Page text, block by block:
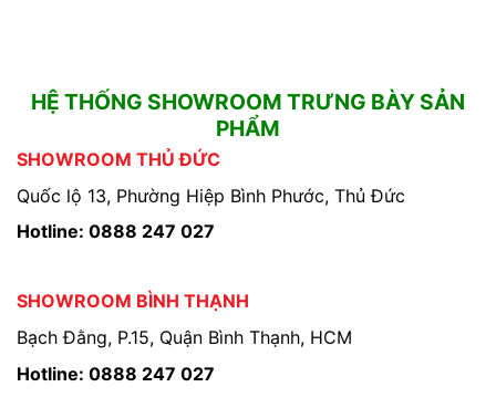
HỆ THỐNG SHOWROOM TRƯNG BÀY SẢN
PHẨM
SHOWROOM THỦ ĐỨC
Quốc lộ 13, Phường Hiệp Bình Phước, Thủ Đức
Hotline: 0888 247 027
SHOWROOM BÌNH THẠNH
Bạch Đằng, P.15, Quận Bình Thạnh, HCM
Hotline: 0888 247 027